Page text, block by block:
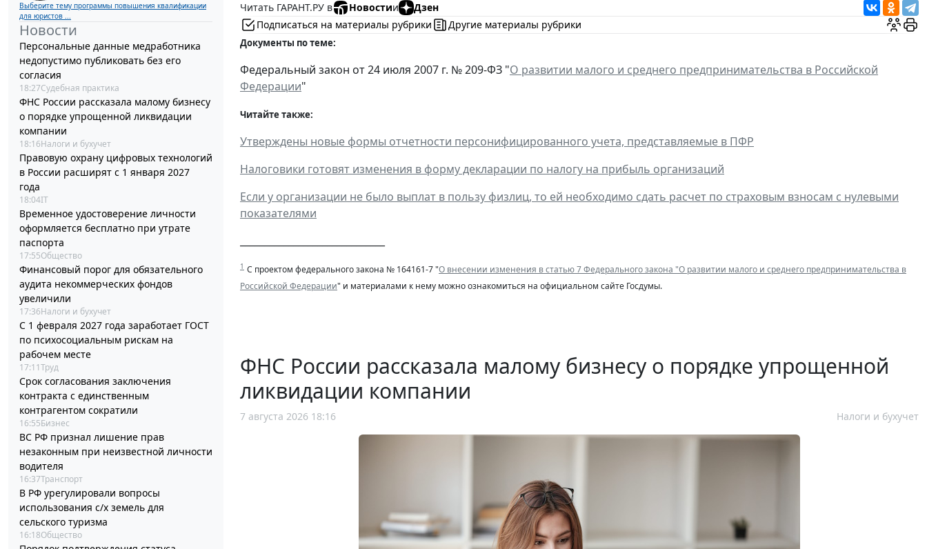
Выберите тему программы повышения квалификации
для юристов ...
Новости
Персональные данные медработника
недопустимо публиковать без его
согласия
18:27Судебная практика
ФНС России рассказала малому бизнесу
о порядке упрощенной ликвидации
компании
18:16Налоги и бухучет
Правовую охрану цифровых технологий
в России расширят с 1 января 2027
года
18:04IT
Временное удостоверение личности
оформляется бесплатно при утрате
паспорта
17:55Общество
Финансовый порог для обязательного
аудита некоммерческих фондов
увеличили
17:36Налоги и бухучет
С 1 февраля 2027 года заработает ГОСТ
по психосоциальным рискам на
рабочем месте
17:11Труд
Срок согласования заключения
контракта с единственным
контрагентом сократили
16:55Бизнес
ВС РФ признал лишение прав
незаконным при неизвестной личности
водителя
16:37Транспорт
В РФ урегулировали вопросы
использования с/х земель для
сельского туризма
16:18Общество
Читать ГАРАНТ.РУ в
Новостии
Дзен
Подписаться на материалы рубрики
Другие материалы рубрики
Документы по теме:
Федеральный закон от 24 июля 2007 г. № 209-ФЗ "О развитии малого и среднего предпринимательства в Российской
Федерации"
Читайте также:
Утверждены новые формы отчетности персонифицированного учета, представляемые в ПФР
Налоговики готовят изменения в форму декларации по налогу на прибыль организаций
Если у организации не было выплат в пользу физлиц, то ей необходимо сдать расчет по страховым взносам с нулевыми
показателями
1 С проектом федерального закона № 164161-7 "О внесении изменения в статью 7 Федерального закона "О развитии малого и среднего предпринимательства в
Российской Федерации" и материалами к нему можно ознакомиться на официальном сайте Госдумы.
ФНС России рассказала малому бизнесу о порядке упрощенной
ликвидации компании
7 августа 2026 18:16 Налоги и бухучет